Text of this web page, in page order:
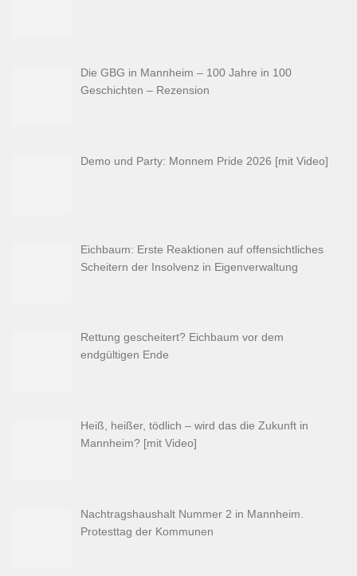
Die GBG in Mannheim – 100 Jahre in 100
Geschichten – Rezension
Demo und Party: Monnem Pride 2026 [mit Video]
Eichbaum: Erste Reaktionen auf offensichtliches
Scheitern der Insolvenz in Eigenverwaltung
Rettung gescheitert? Eichbaum vor dem
endgültigen Ende
Heiß, heißer, tödlich – wird das die Zukunft in
Mannheim? [mit Video]
Nachtragshaushalt Nummer 2 in Mannheim.
Protesttag der Kommunen